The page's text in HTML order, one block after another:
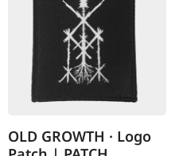
OLD GROWTH · Logo